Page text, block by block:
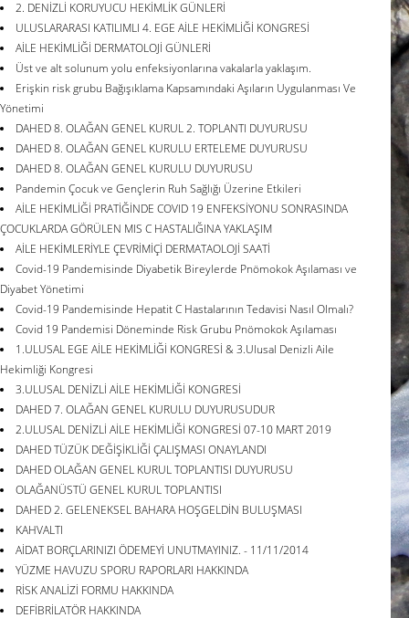
2. DENİZLİ KORUYUCU HEKİMLİK GÜNLERİ
ULUSLARARASI KATILIMLI 4. EGE AİLE HEKİMLİĞİ KONGRESİ
AİLE HEKİMLİĞİ DERMATOLOJİ GÜNLERİ
Üst ve alt solunum yolu enfeksiyonlarına vakalarla yaklaşım.
Erişkin risk grubu Bağışıklama Kapsamındaki Aşıların Uygulanması Ve
Yönetimi
DAHED 8. OLAĞAN GENEL KURUL 2. TOPLANTI DUYURUSU
DAHED 8. OLAĞAN GENEL KURULU ERTELEME DUYURUSU
DAHED 8. OLAĞAN GENEL KURULU DUYURUSU
Pandemin Çocuk ve Gençlerin Ruh Sağlığı Üzerine Etkileri
AİLE HEKİMLİĞİ PRATİĞİNDE COVID 19 ENFEKSİYONU SONRASINDA
ÇOCUKLARDA GÖRÜLEN MIS C HASTALIĞINA YAKLAŞIM
AİLE HEKİMLERİYLE ÇEVRİMİÇİ DERMATAOLOJİ SAATİ
Covid-19 Pandemisinde Diyabetik Bireylerde Pnömokok Aşılaması ve
Diyabet Yönetimi
Covid-19 Pandemisinde Hepatit C Hastalarının Tedavisi Nasıl Olmalı?
Covid 19 Pandemisi Döneminde Risk Grubu Pnömokok Aşılaması
1.ULUSAL EGE AİLE HEKİMLİĞİ KONGRESİ & 3.Ulusal Denizli Aile
Hekimliği Kongresi
3.ULUSAL DENİZLİ AİLE HEKİMLİĞİ KONGRESİ
DAHED 7. OLAĞAN GENEL KURULU DUYURUSUDUR
2.ULUSAL DENİZLİ AİLE HEKİMLİĞİ KONGRESİ 07-10 MART 2019
DAHED TÜZÜK DEĞİŞİKLİĞİ ÇALIŞMASI ONAYLANDI
DAHED OLAĞAN GENEL KURUL TOPLANTISI DUYURUSU
OLAĞANÜSTÜ GENEL KURUL TOPLANTISI
DAHED 2. GELENEKSEL BAHARA HOŞGELDİN BULUŞMASI
KAHVALTI
AİDAT BORÇLARINIZI ÖDEMEYİ UNUTMAYINIZ. - 11/11/2014
YÜZME HAVUZU SPORU RAPORLARI HAKKINDA
RİSK ANALİZİ FORMU HAKKINDA
DEFİBRİLATÖR HAKKINDA